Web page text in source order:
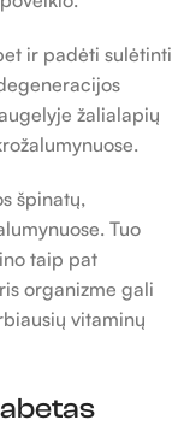
ir padėti sulėtinti
žalialapių
špinatų,
Tuo
taip pat
organizme gali
vitaminų